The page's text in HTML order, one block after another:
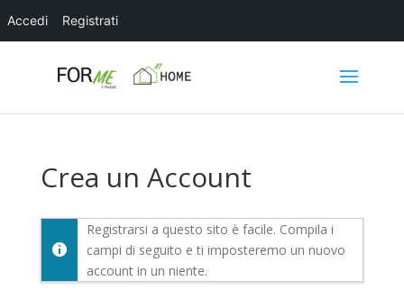
Crea un Account
Registrarsi a questo sito è facile. Compila i
campi di seguito e ti imposteremo un nuovo
account in un niente.
Accedi Registrati